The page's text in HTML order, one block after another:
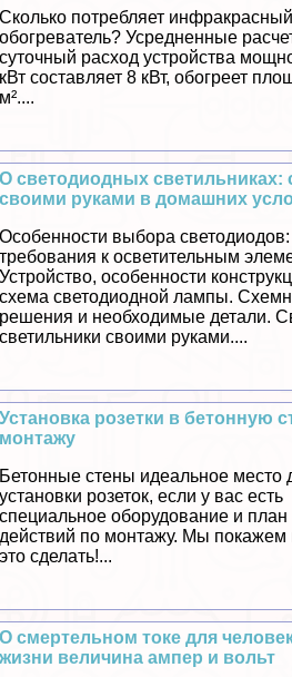
Сколько потрeбляет инфpaкрасный
обогреватель? Усредненные
суточный расход устройства
кВт составляет 8 кВт, обогреет
м²....
О светодиодных светильниках:
своими руками в домашних
Особенности выбора светодиодов:
требования к осветительным
Устройство, особенности
схема светодиодной лампы.
решения и необходимые детали.
светильники своими руками....
Установка розетки в бетонную
монтажу
Бетонные стены идеальное место
установки розеток, если у вас есть
специальное оборудование и план
действий по монтажу. Мы покажем
это сделать!...
О cмepтельном токе для
жизни величина ампер и вольт